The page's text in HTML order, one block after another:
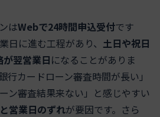
はWebで24時間申込受付です
日に進む工程があり、 土日や祝日
翌営業日になることがありま
行カードローン審査時間が長い」
ン審査結果来ない」と感じやすい
営業日のずれが要因です。さら